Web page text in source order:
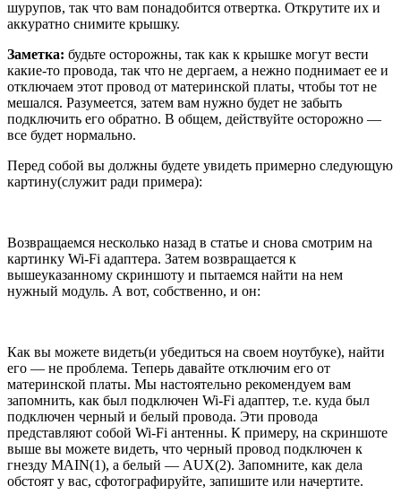
шурупов, так что вам понадобится отвертка. Открутите их и
аккуратно снимите крышку.
Заметка: будьте осторожны, так как к крышке могут вести
какие-то провода, так что не дергаем, а нежно поднимает ее и
отключаем этот провод от материнской платы, чтобы тот не
мешался. Разумеется, затем вам нужно будет не забыть
подключить его обратно. В общем, действуйте осторожно —
все будет нормально.
Перед собой вы должны будете увидеть примерно следующую
картину(служит ради примера):
Возвращаемся несколько назад в статье и снова смотрим на
картинку Wi-Fi адаптера. Затем возвращается к
вышеуказанному скриншоту и пытаемся найти на нем
нужный модуль. А вот, собственно, и он:
Как вы можете видеть(и убедиться на своем ноутбуке), найти
его — не проблема. Теперь давайте отключим его от
материнской платы. Мы настоятельно рекомендуем вам
запомнить, как был подключен Wi-Fi адаптер, т.е. куда был
подключен черный и белый провода. Эти провода
представляют собой Wi-Fi антенны. К примеру, на скриншоте
выше вы можете видеть, что черный провод подключен к
гнезду MAIN(1), а белый — AUX(2). Запомните, как дела
обстоят у вас, сфотографируйте, запишите или начертите.